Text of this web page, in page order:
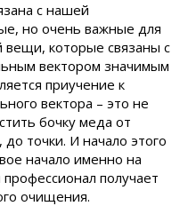
с нашей
но очень важные для
которые связаны с
вектором значимым
приучение к
вектора – это не
бочку меда от
точки. И начало этого
начало именно на
получает
очищения.